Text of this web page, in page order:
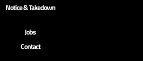
Notice & Takedown
Jobs
Contact